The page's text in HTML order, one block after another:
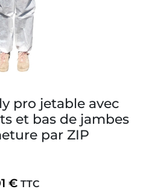
pro jetable avec
et bas de jambes
par ZIP
€ TTC